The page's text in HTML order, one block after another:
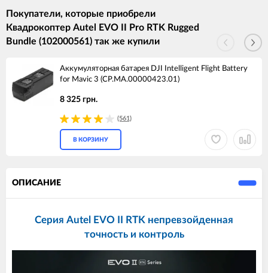
Покупатели, которые приобрели
Квадрокоптер Autel EVO II Pro RTK Rugged
Bundle (102000561) так же купили
Аккумуляторная батарея DJI Intelligent Flight Battery
for Mavic 3 (CP.MA.00000423.01)
8 325 грн.
(561)
В КОРЗИНУ
ОПИСАНИЕ
Серия Autel EVO II RTK непревзойденная
точность и контроль